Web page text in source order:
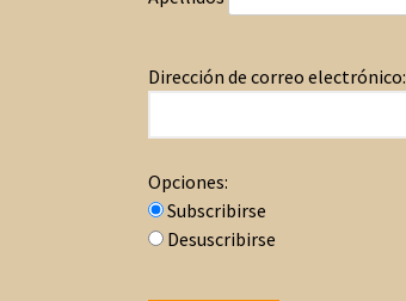
Dirección de correo electrónico:
Opciones:
Subscribirse
Desuscribirse